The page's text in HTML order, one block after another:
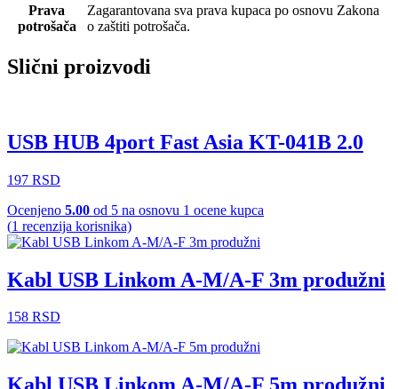
Prava
potrošača
Zagarantovana sva prava kupaca po osnovu Zakona
o zaštiti potrošača.
Slični proizvodi
USB HUB 4port Fast Asia KT-041B 2.0
197 RSD
Ocenjeno 5.00 od 5 na osnovu 1 ocene kupca
(1 recenzija korisnika)
Kabl USB Linkom A-M/A-F 3m produžni
158 RSD